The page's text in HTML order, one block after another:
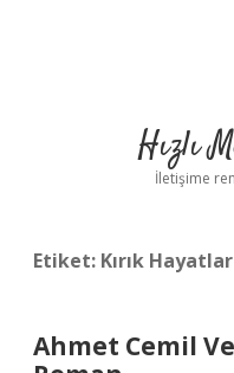
Hızlı
İletişime
Etiket: Kırık
Ahmet Cemil